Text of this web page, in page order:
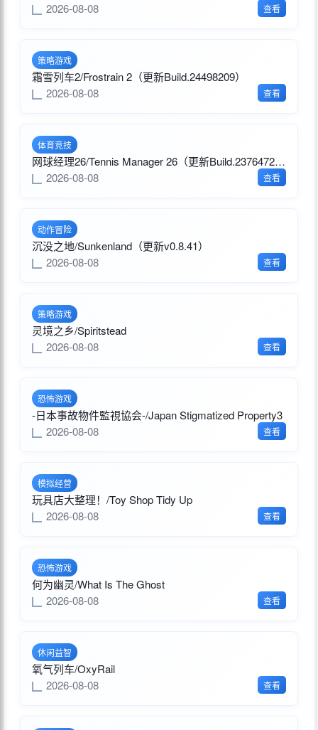
2026-08-08
查看
策略游戏
霜雪列车2/Frostrain 2（更新Build.24498209）
2026-08-08
查看
体育竞技
网球经理26/Tennis Manager 26（更新Build.23764728）
2026-08-08
查看
动作冒险
沉没之地/Sunkenland（更新v0.8.41）
2026-08-08
查看
策略游戏
灵境之乡/Spiritstead
2026-08-08
查看
恐怖游戏
-日本事故物件監視協会-/Japan Stigmatized Property3
2026-08-08
查看
模拟经营
玩具店大整理！/Toy Shop Tidy Up
2026-08-08
查看
恐怖游戏
何为幽灵/What Is The Ghost
2026-08-08
查看
休闲益智
氧气列车/OxyRail
2026-08-08
查看